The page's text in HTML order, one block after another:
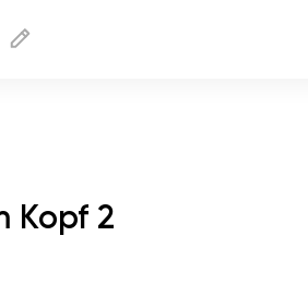
Kopf 2